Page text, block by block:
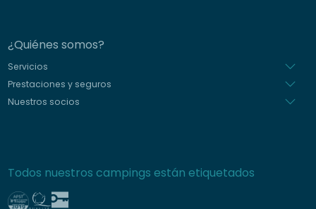
¿Quiénes somos?
Servicios
Prestaciones y seguros
Nuestros socios
Todos nuestros campings están etiquetados